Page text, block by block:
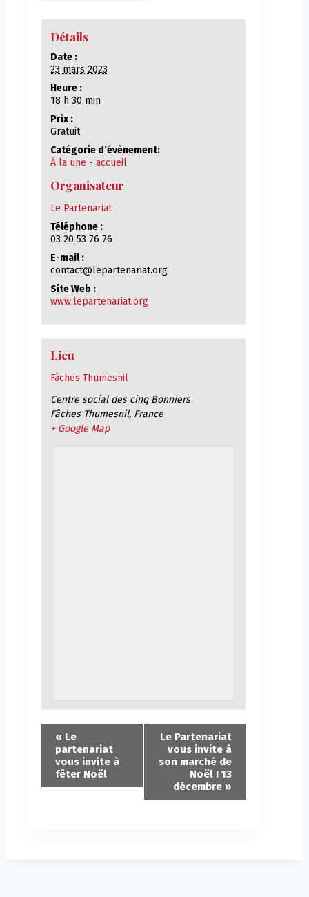
Détails
Date :
23 mars 2023
Heure :
18 h 30 min
Prix :
Gratuit
Catégorie d’évènement:
À la une - accueil
Organisateur
Le Partenariat
Téléphone :
03 20 53 76 76
E-mail :
contact@lepartenariat.org
Site Web :
www.lepartenariat.org
Lieu
Fâches Thumesnil
Centre social des cinq Bonniers
Fâches Thumesnil, France
+ Google Map
« Le
partenariat
vous invite à
fêter Noël
Le Partenariat
vous invite à
son marché de
Noël ! 13
décembre »